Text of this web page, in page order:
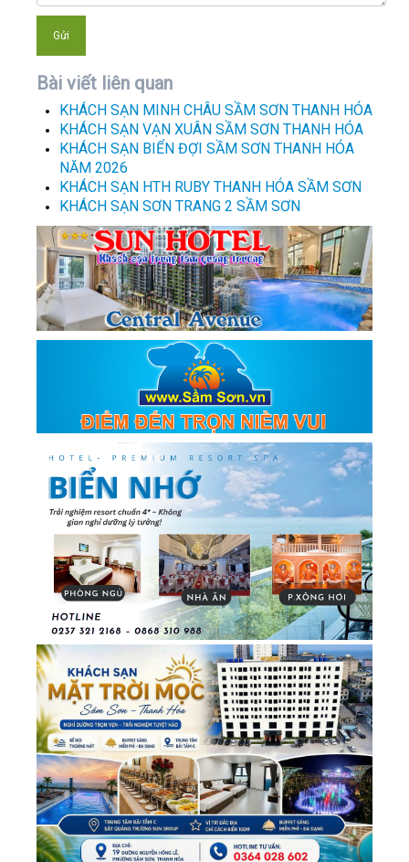
Bài viết liên quan
KHÁCH SẠN MINH CHÂU SẦM SƠN THANH HÓA
KHÁCH SẠN VẠN XUÂN SẦM SƠN THANH HÓA
KHÁCH SẠN BIỂN ĐỢI SẦM SƠN THANH HÓA
NĂM 2026
KHÁCH SẠN HTH RUBY THANH HÓA SẦM SƠN
KHÁCH SẠN SƠN TRANG 2 SẦM SƠN